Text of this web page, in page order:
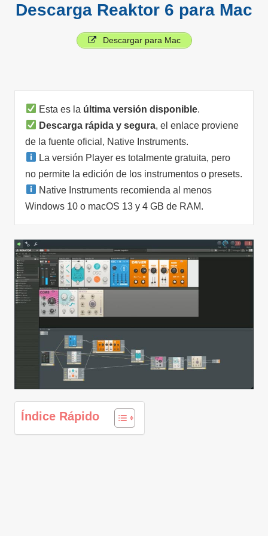
Descarga Reaktor 6 para Mac
Descargar para Mac
Esta es la última versión disponible.
Descarga rápida y segura, el enlace proviene
de la fuente oficial, Native Instruments.
La versión Player es totalmente gratuita, pero
no permite la edición de los instrumentos o presets.
Native Instruments recomienda al menos
Windows 10 o macOS 13 y 4 GB de RAM.
Índice Rápido